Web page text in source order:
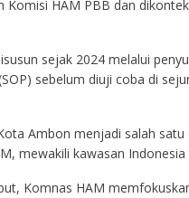
HAM PBB dan
sejak 2024 melalui
sebelum diuji coba di
Ambon menjadi salah
mewakili kawasan Indonesia
Komnas HAM